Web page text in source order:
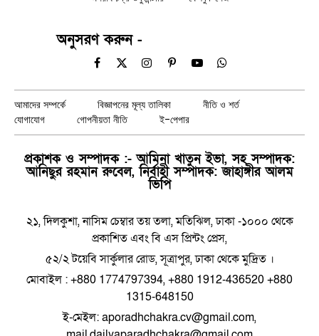
অনুসরণ করুন -
Facebook
X
InstagramPinterestYouTubeWhatsApp
আমাদের সম্পর্কে বিজ্ঞাপনের মূল্য তালিকা
নীতি ও শর্ত
যোগাযোগ
গোপনীয়তা নীতি ই-পেপার
প্রকাশক ও সম্পাদক :- আমিনা খাতুন ইভা, সহ সম্পাদক:
আনিছুর রহমান রুবেল, নির্বাহী সম্পাদক: জাহাঙ্গীর আলম
ভিপি
২১, দিলকুশা, নাসিম চেম্বার তয় তলা, মতিঝিল, ঢাকা -১০০০ থেকে
প্রকাশিত এবং বি এস প্রিন্টং প্রেস,
৫২/২ টয়েবি সার্কুলার রোড, সূত্রাপুর, ঢাকা থেকে মুদ্রিত ।
মোবাইল : +880 1774797394, +880 1912-436520 +880
1315-648150
ই-মেইল: aporadhchakra.cv@gmail.com,